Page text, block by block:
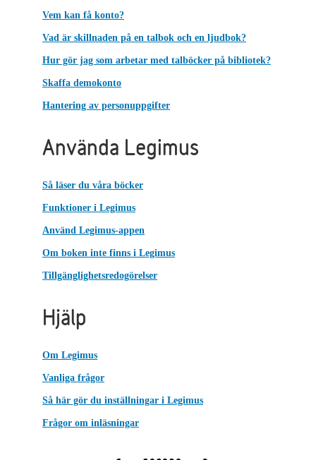
Vem kan få konto?
Vad är skillnaden på en talbok och en ljudbok?
Hur gör jag som arbetar med talböcker på bibliotek?
Skaffa demokonto
Hantering av personuppgifter
Använda Legimus
Så läser du våra böcker
Funktioner i Legimus
Använd Legimus-appen
Om boken inte finns i Legimus
Tillgänglighetsredogörelser
Hjälp
Om Legimus
Vanliga frågor
Så här gör du inställningar i Legimus
Frågor om inläsningar